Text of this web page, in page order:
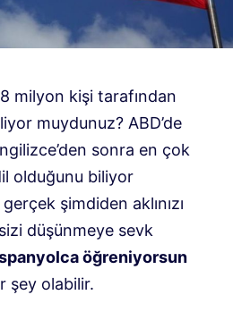
milyon kişi tarafından
muydunuz? ABD’de
sonra en çok
olduğunu biliyor
şimdiden aklınızı
düşünmeye sevk
öğreniyorsun
şey olabilir.